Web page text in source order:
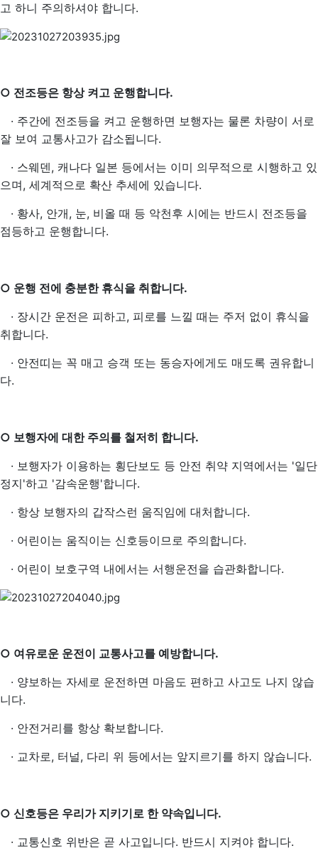
고 하니 주의하셔야 합니다.
○ 전조등은 항상 켜고 운행합니다.
· 주간에 전조등을 켜고 운행하면 보행자는 물론 차량이 서로
잘 보여 교통사고가 감소됩니다.
· 스웨덴, 캐나다 일본 등에서는 이미 의무적으로 시행하고 있
으며, 세계적으로 확산 추세에 있습니다.
· 황사, 안개, 눈, 비올 때 등 악천후 시에는 반드시 전조등을
점등하고 운행합니다.
○ 운행 전에 충분한 휴식을 취합니다.
· 장시간 운전은 피하고, 피로를 느낄 때는 주저 없이 휴식을
취합니다.
· 안전띠는 꼭 매고 승객 또는 동승자에게도 매도록 권유합니
다.
○ 보행자에 대한 주의를 철저히 합니다.
· 보행자가 이용하는 횡단보도 등 안전 취약 지역에서는 '일단
정지'하고 '감속운행'합니다.
· 항상 보행자의 갑작스런 움직임에 대처합니다.
· 어린이는 움직이는 신호등이므로 주의합니다.
· 어린이 보호구역 내에서는 서행운전을 습관화합니다.
○ 여유로운 운전이 교통사고를 예방합니다.
· 양보하는 자세로 운전하면 마음도 편하고 사고도 나지 않습
니다.
· 안전거리를 항상 확보합니다.
· 교차로, 터널, 다리 위 등에서는 앞지르기를 하지 않습니다.
○ 신호등은 우리가 지키기로 한 약속입니다.
· 교통신호 위반은 곧 사고입니다. 반드시 지켜야 합니다.